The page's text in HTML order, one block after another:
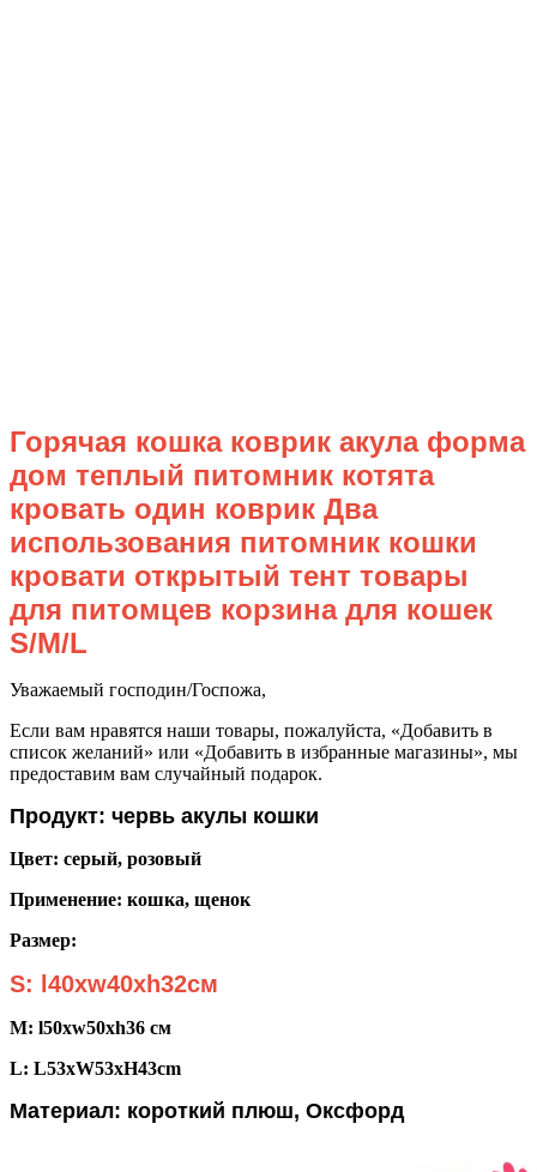
Горячая кошка коврик акула форма
дом теплый питомник котята
кровать один коврик Два
использования питомник кошки
кровати открытый тент товары
для питомцев корзина для кошек
S/M/L
Уважаемый господин/Госпожа,
Если вам нравятся наши товары, пожалуйста, «Добавить в
список желаний» или «Добавить в избранные магазины», мы
предоставим вам случайный подарок.
Продукт: червь акулы кошки
Цвет: серый, розовый
Применение: кошка, щенок
Размер:
S: l40xw40xh32см
M: l50xw50xh36 см
L: L53xW53xH43cm
Материал: короткий плюш, Оксфорд